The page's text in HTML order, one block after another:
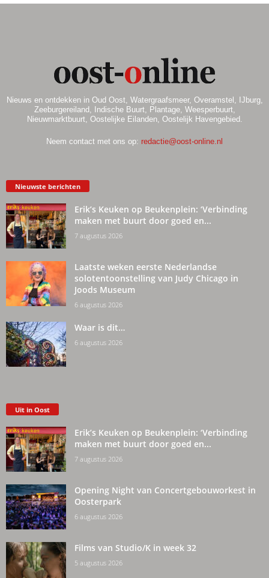
Nieuws en ontdekken in Oud Oost, Watergraafsmeer, Overamstel, IJburg,
Zeeburgereiland, Indische Buurt, Plantage, Weesperbuurt,
Nieuwmarktbuurt, Oostelijke Eilanden, Oostelijk Havengebied.
Neem contact met ons op: redactie@oost-online.nl
Nieuwste berichten
Erik’s Keuken op Beukenplein: ‘Verbinding
maken met buurt door goed en...
7 augustus 2026
Laatste weken eerste Nederlandse
solotentoonstelling van Judy Chicago in
Joods Museum
6 augustus 2026
Waar is dit…
6 augustus 2026
Uit in Oost
Erik’s Keuken op Beukenplein: ‘Verbinding
maken met buurt door goed en...
7 augustus 2026
Opening Night van Concertgebouworkest in
Oosterpark
6 augustus 2026
Films van Studio/K in week 32
5 augustus 2026